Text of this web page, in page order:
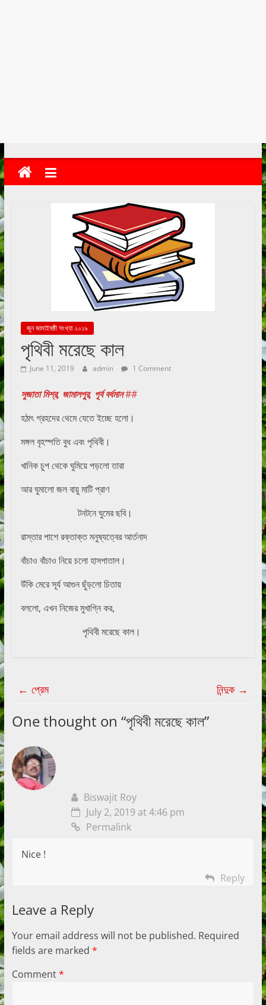
জুন জামাইষষ্ঠী সংখ্যা ২০১৯
পৃথিবী মরেছে কাল
June 11, 2019 admin 1 Comment
সুজাতা মিশ্র, জামালপুর, পূর্ব বর্ধমান##
হঠাৎ গ্রহদের থেমে যেতে ইচ্ছে হলো।
মঙ্গল বৃহস্পতি বুধ এবং পৃথিবী।
খানিক চুপ থেকে ঘুমিয়ে পড়লো তারা
আর ঘুমালো জল বায়ু মাটি প্রাণ
টনটনে ঘুমের ছবি।
রাস্তার পাশে রক্তাক্ত মনুষ্যত্বের আর্তনাদ
বাঁচাও বাঁচাও নিয়ে চলো হাসপাতাল।
উঁকি মেরে সূর্য আগুন ছুঁড়লো চিতায়
বললো, এখন নিজের মুখাগ্নি কর,
পৃথিবী মরেছে কাল।
← প্রেম নিন্দুক →
One thought on “পৃথিবী মরেছে কাল”
Biswajit Roy
July 2, 2019 at 4:46 pm
Permalink
Nice !
Reply
Leave a Reply
Your email address will not be published. Required
fields are marked *
Comment*